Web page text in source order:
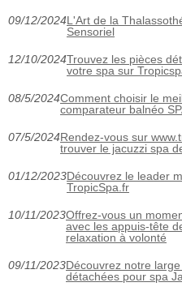
09/12/2024L'Art de la
Sensoriel
12/10/2024Trouvez les pièces
votre spa sur
08/5/2024Comment choisir le
comparateur balnéo
07/5/2024Rendez-vous sur
trouver le jacuzzi spa
01/12/2023Découvrez le leader
TropicSpa.fr
10/11/2023Offrez-vous un
avec les appuis-tête
relaxation à volonté
09/11/2023Découvrez notre
détachées pour spa